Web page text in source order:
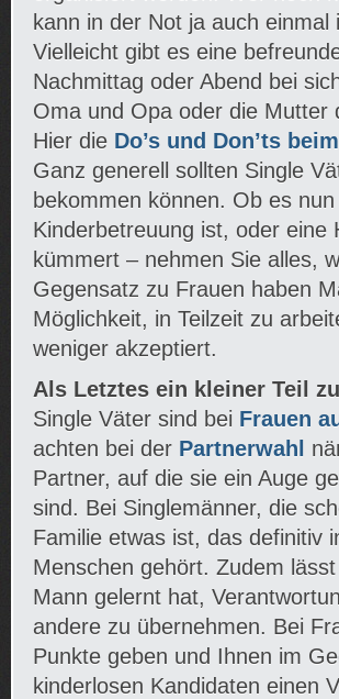
kann in der Not ja auch
Vielleicht gibt es eine
Nachmittag oder Abend bei
Oma und Opa oder die Mutter
Hier die Do’s und Don’ts
Ganz generell sollten Single
bekommen können. Ob es
Kinderbetreuung ist, oder eine
kümmert – nehmen Sie alles,
Gegensatz zu Frauen haben
Möglichkeit, in Teilzeit zu
weniger akzeptiert.
Als Letztes ein kleiner Teil
Single Väter sind bei Frauen
achten bei der Partnerwahl
Partner, auf die sie ein Auge
sind. Bei Singlemänner, die
Familie etwas ist, das definitiv
Menschen gehört. Zudem
Mann gelernt hat,
andere zu übernehmen. Bei
Punkte geben und Ihnen im
kinderlosen Kandidaten einen